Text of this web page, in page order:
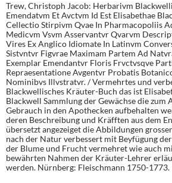
Trew, Christoph Jacob: Herbarivm
Emendatvm Et Avctvm Id Est Elisabethae
Cellectio Stirpivm Qvae In Pharmacopoliis
Medicvm Vsvm Asservantvr Qvarvm
Vires Ex Anglico Idiomate In Latinvm
Sistvntvr Figvrae Maximam Partem Ad
Exemplar Emendantvr Floris Frvctvsqve
Repraesentatione Avgentvr Probatis
Nominibvs Illvstratvr. / Vermehrtes und
Blackwellisches Kräuter-Buch das ist
Blackwell Sammlung der Gewächse die zum
Gebrauch in den Apothecken aufbehalten
deren Beschreibung und Kräfften aus dem
übersetzt angezeiget die Abbildungen
nach der Natur verbessert mit Beyfügung
der Blume und Frucht vermehret wie auch
bewährten Nahmen der Kräuter-Lehrer
werden. Nürnberg: Fleischmann 1750-1773.